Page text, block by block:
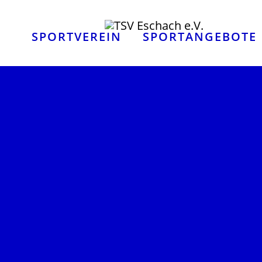
SPORTVEREIN
SUBMENU FOR "SPORTVEREIN"
SPORTANGEBOTE
SUBMENU FOR